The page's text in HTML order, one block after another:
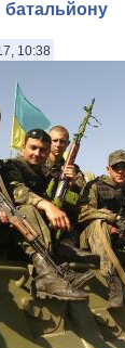
батальйону
10:38